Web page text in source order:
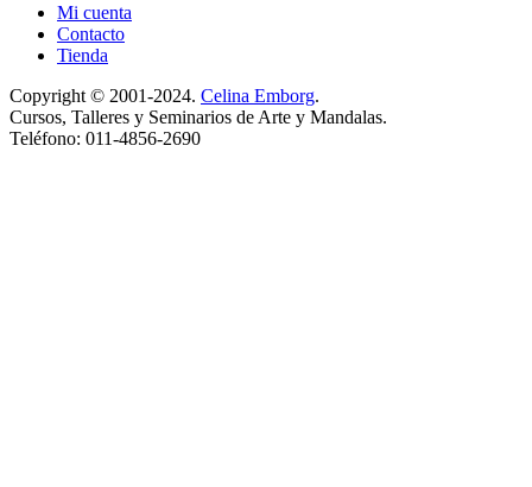
Mi cuenta
Contacto
Tienda
Copyright © 2001-2024. Celina Emborg.
Cursos, Talleres y Seminarios de Arte y Mandalas.
Teléfono: 011-4856-2690